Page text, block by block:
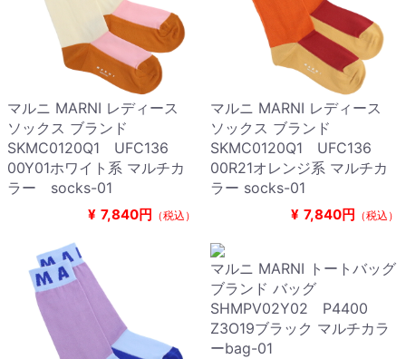
マルニ MARNI レディース
ソックス ブランド
SKMC0120Q1 UFC136
00Y01ホワイト系 マルチカ
ラー socks-01
¥ 7,840円 （税込）
マルニ MARNI レディース
ソックス ブランド
SKMC0120Q1 UFC136
00R21オレンジ系 マルチカ
ラー socks-01
¥ 7,840円 （税込）
マルニ MARNI トートバッグ
ブランド バッグ
SHMPV02Y02 P4400
Z3O19ブラック マルチカラ
ーbag-01